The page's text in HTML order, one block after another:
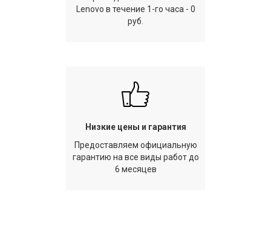
Lenovo в течение 1-го часа - 0
руб.
Низкие цены и гарантия
Предоставляем официальную
гарантию на все виды работ до
6 месяцев